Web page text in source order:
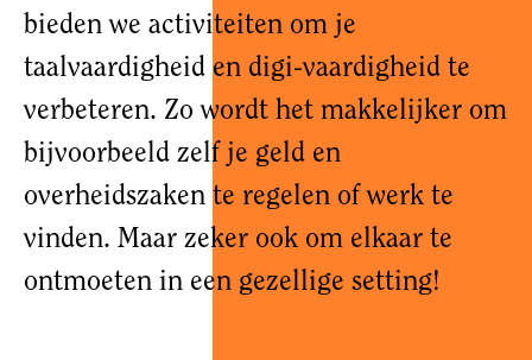
bieden we activiteiten om je
taalvaardigheid en digi-vaardigheid te
verbeteren. Zo wordt het makkelijker om
bijvoorbeeld zelf je geld en
overheidszaken te regelen of werk te
vinden. Maar zeker ook om elkaar te
ontmoeten in een gezellige setting!